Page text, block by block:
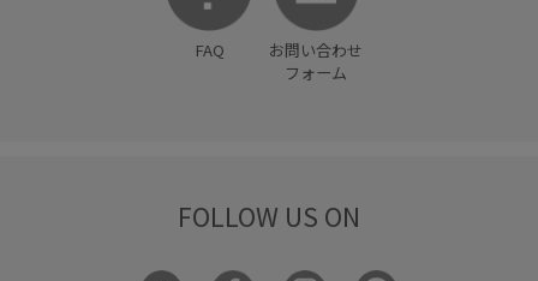
FAQ
お問い合わせ
フォーム
FOLLOW US ON